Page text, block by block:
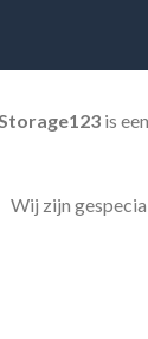
is
Wij zijn